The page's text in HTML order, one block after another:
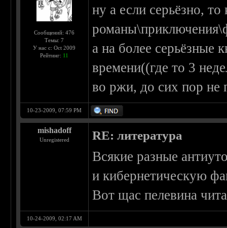
Сообщений: 476
Темы: 7
У нас с: Oct 2009
Рейтинг: 11
ну а если серьёзно,
а на более серьёзные
времени((где то 3
во ржи, до сих пор не
10-23-2009, 07:59 PM
mishadoff
Unregistered RE: литература
Всякие разные
и кибернетическую
Вот щас пелевина
10-24-2009, 02:17 AM